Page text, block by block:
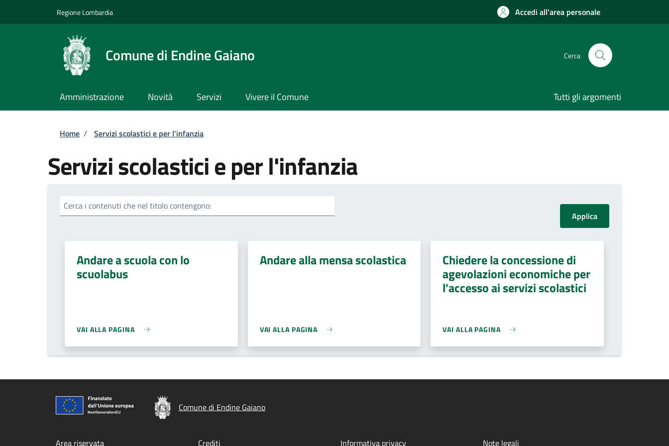
Regione Lombardia Accedi all'area personale
Comune di Endine Gaiano Cerca
Amministrazione Novità Servizi Vivere il Comune Tutti gli argomenti
Briciole di pane
Home / Servizi scolastici e per l'infanzia
Servizi scolastici e per l'infanzia
Cerca i contenuti che nel titolo contengono:
Andare a scuola con lo
scuolabus
VAI ALLA PAGINA
Andare alla mensa scolastica
VAI ALLA PAGINA
Chiedere la concessione di
agevolazioni economiche per
l'accesso ai servizi scolastici
VAI ALLA PAGINA
Comune di Endine Gaiano
Area riservata Crediti Informativa privacy Note legali